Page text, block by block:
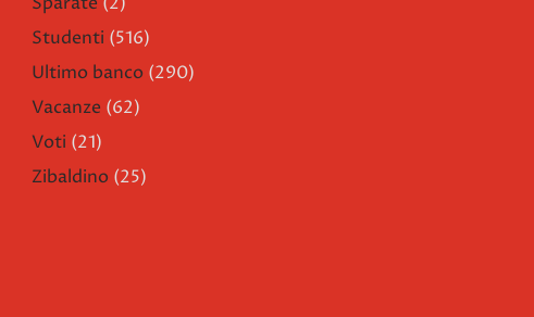
Studenti (516)
Ultimo banco (290)
Vacanze (62)
Voti (21)
Zibaldino (25)